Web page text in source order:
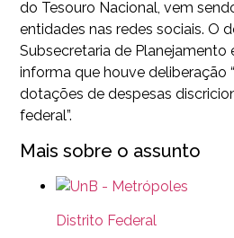
do Tesouro Nacional, vem
entidades nas redes sociais. O
Subsecretaria de Planejamento
informa que houve deliberação
dotações de despesas
federal”.
Mais sobre o assunto
Distrito Federal